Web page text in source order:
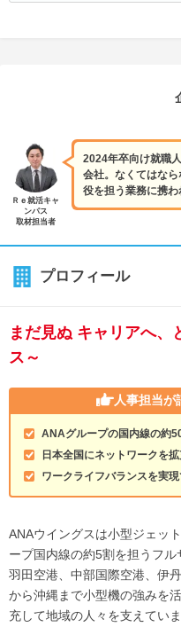
2024年卒向け就職
会社。なくてはな
役を担う業務に携わ
Ｒｅ就活キャ
ンパス
取材担当者
プロフィール
まだ見ぬ キャリアへ
ス～
人事担当が
ANAグループの国内線の約
日本全国にネットワークを
ワークライフバランスを実
ANAウイングスは小型ジェッ
ープ国内線の約5割を担うフル
羽田空港、中部国際空港、伊
から沖縄まで小型機の強みを
充して地域の人々を支えていま